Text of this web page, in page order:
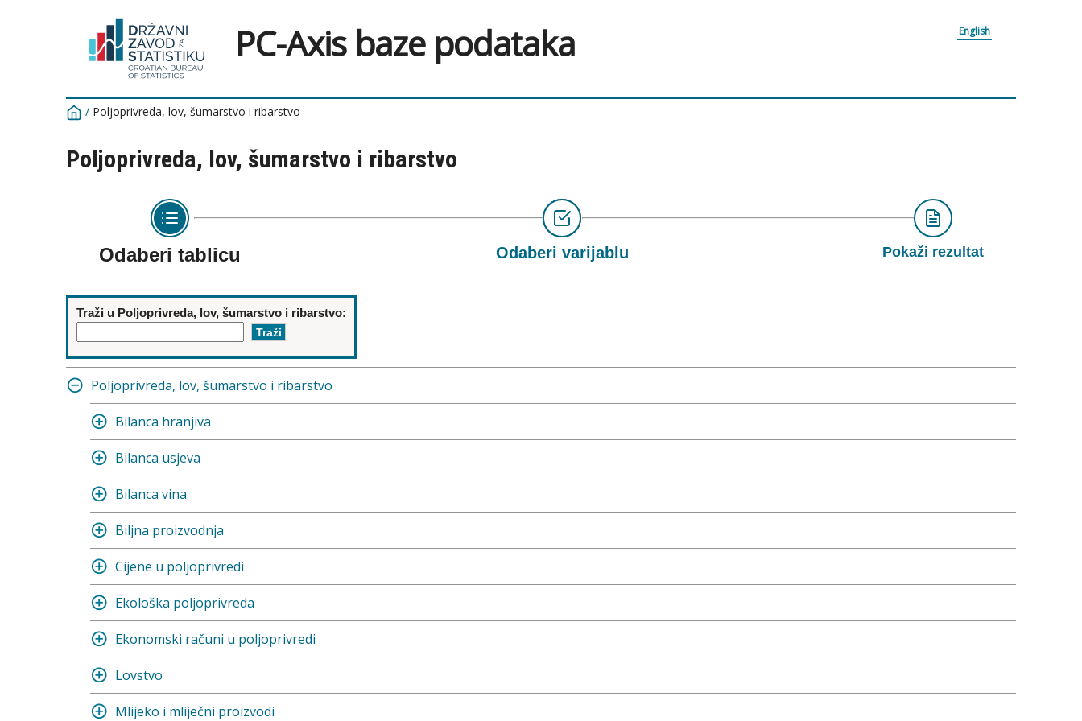
PC-Axis baze podataka English
/ Poljoprivreda, lov, šumarstvo i ribarstvo
Poljoprivreda, lov, šumarstvo i ribarstvo
Odaberi tablicu Odaberi varijablu Pokaži rezultat
Traži u Poljoprivreda, lov, šumarstvo i ribarstvo:
Poljoprivreda, lov, šumarstvo i ribarstvo
Bilanca hranjiva
Bilanca usjeva
Bilanca vina
Biljna proizvodnja
Cijene u poljoprivredi
Ekološka poljoprivreda
Ekonomski računi u poljoprivredi
Lovstvo
Mlijeko i mliječni proizvodi